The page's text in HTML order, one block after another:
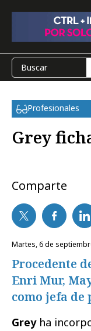
Profesionales
Grey
Comparte
martes, 6 de
Procedente
Enri Mur,
como jefa
Greyha